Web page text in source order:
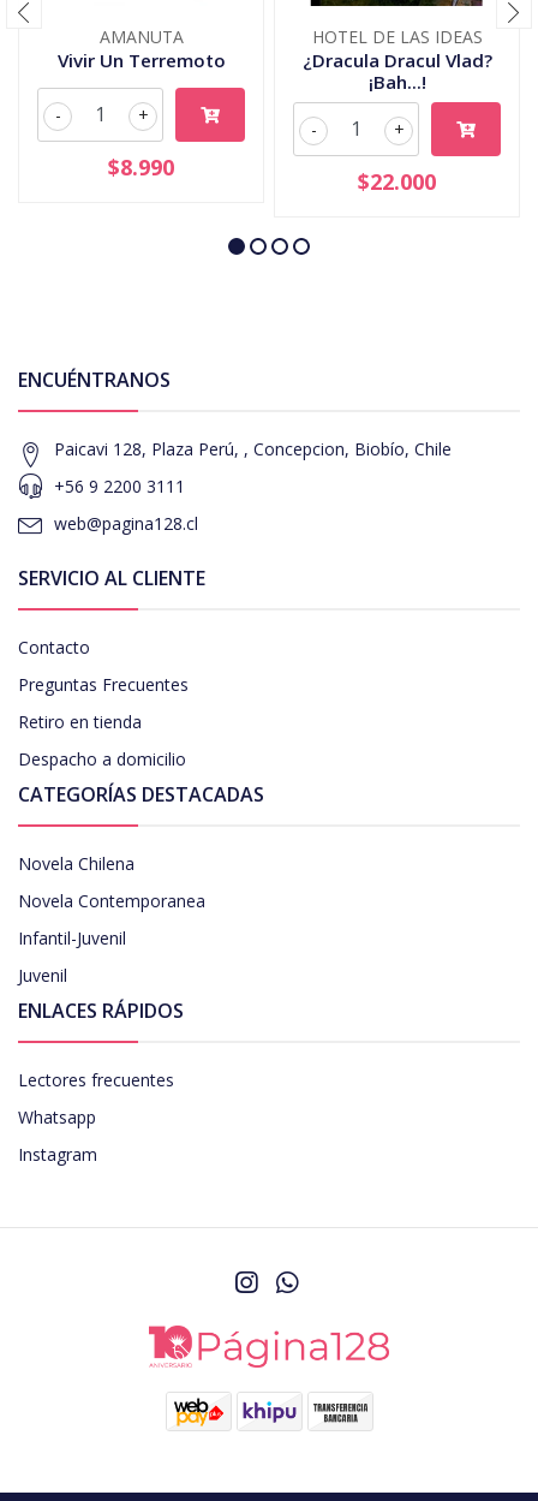
AMANUTA
Vivir Un Terremoto
+
-
$8.990
HOTEL DE LAS IDEAS
¿Dracula Dracul Vlad?
¡Bah...!
+
-
$22.000
ENCUÉNTRANOS
Paicavi 128, Plaza Perú, , Concepcion, Biobío, Chile
+56 9 2200 3111
web@pagina128.cl
SERVICIO AL CLIENTE
Contacto
Preguntas Frecuentes
Retiro en tienda
Despacho a domicilio
CATEGORÍAS DESTACADAS
Novela Chilena
Novela Contemporanea
Infantil-Juvenil
Juvenil
ENLACES RÁPIDOS
Lectores frecuentes
Whatsapp
Instagram